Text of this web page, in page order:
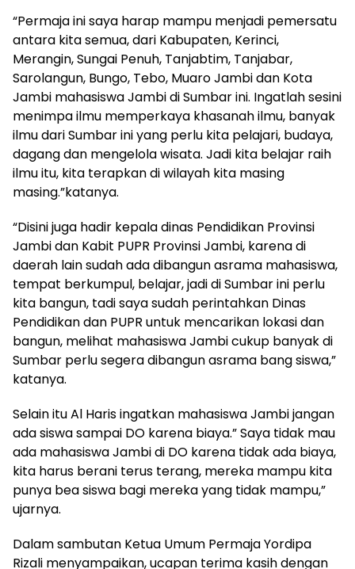
“Permaja ini saya harap mampu menjadi pemersatu
antara kita semua, dari Kabupaten, Kerinci,
Merangin, Sungai Penuh, Tanjabtim, Tanjabar,
Sarolangun, Bungo, Tebo, Muaro Jambi dan Kota
Jambi mahasiswa Jambi di Sumbar ini. Ingatlah sesini
menimpa ilmu memperkaya khasanah ilmu, banyak
ilmu dari Sumbar ini yang perlu kita pelajari, budaya,
dagang dan mengelola wisata. Jadi kita belajar raih
ilmu itu, kita terapkan di wilayah kita masing
masing.”katanya.
“Disini juga hadir kepala dinas Pendidikan Provinsi
Jambi dan Kabit PUPR Provinsi Jambi, karena di
daerah lain sudah ada dibangun asrama mahasiswa,
tempat berkumpul, belajar, jadi di Sumbar ini perlu
kita bangun, tadi saya sudah perintahkan Dinas
Pendidikan dan PUPR untuk mencarikan lokasi dan
bangun, melihat mahasiswa Jambi cukup banyak di
Sumbar perlu segera dibangun asrama bang siswa,”
katanya.
Selain itu Al Haris ingatkan mahasiswa Jambi jangan
ada siswa sampai DO karena biaya.” Saya tidak mau
ada mahasiswa Jambi di DO karena tidak ada biaya,
kita harus berani terus terang, mereka mampu kita
punya bea siswa bagi mereka yang tidak mampu,”
ujarnya.
Dalam sambutan Ketua Umum Permaja Yordipa
Rizali menyampaikan, ucapan terima kasih dengan